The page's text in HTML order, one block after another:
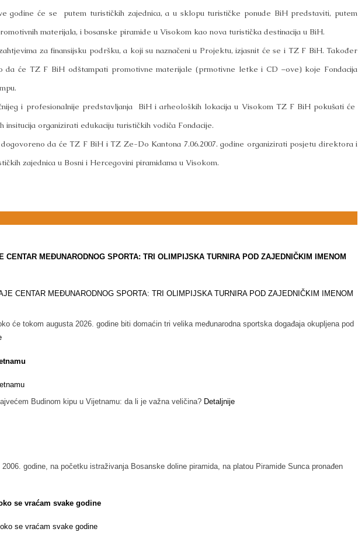
godine će se putem turističkih zajednica, a u sklopu turističke ponude BiH predstaviti, putem
materijala, i bosanske piramide u Visokom kao nova turistička destinacija u BiH.
za finansijsku podršku, a koji su naznačeni u Projektu, izjasnit će se i TZ F BiH. Također
da će TZ F BiH odštampati promotivne materijale (prmotivne letke i CD –ove) koje Fondacija
i profesionalnije predstavljanja BiH i arheoloških lokacija u Visokom TZ F BiH pokušati će
insitucija organizirati edukaciju turističkih vodiča Fondacije.
da će TZ F BiH i TZ Ze-Do Kantona 7.06.2007. godine organizirati posjetu direktora i
zajednica u Bosni i Hercegovini piramidama u Visokom.
CENTAR MEĐUNARODNOG SPORTA: TRI OLIMPIJSKA TURNIRA POD ZAJEDNIČKIM IMENOM
će tokom augusta 2026. godine biti domaćin tri velika međunarodna sportska događaja okupljena pod
Budinom kipu u Vijetnamu: da li je važna veličina? Detaljnije
godine, na početku istraživanja Bosanske doline piramida, na platou Piramide Sunca pronađen
se vraćam svake godine